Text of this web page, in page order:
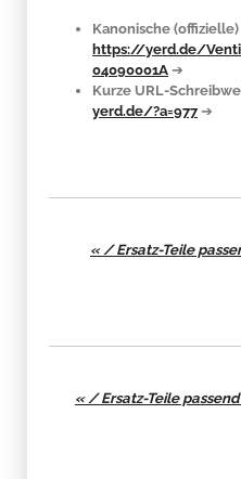
Kanonische (offizielle)
https://yerd.de/
04090001A ➔
Kurze URL-
yerd.de/?a=977 ➔
« / Ersatz-Teile
« / Ersatz-Teile